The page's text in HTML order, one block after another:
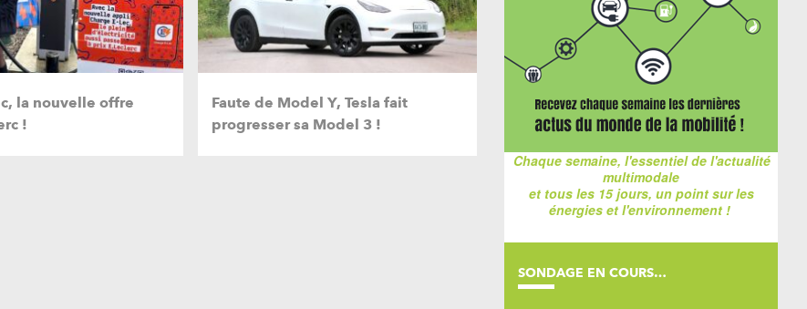
la nouvelle offre
!
Faute de Model Y, Tesla fait
progresser sa Model 3 !
Chaque semaine, l'essentiel de l'actualité
multimodale
et tous les 15 jours, un point sur les
énergies et l'environnement !
SONDAGE EN COURS…